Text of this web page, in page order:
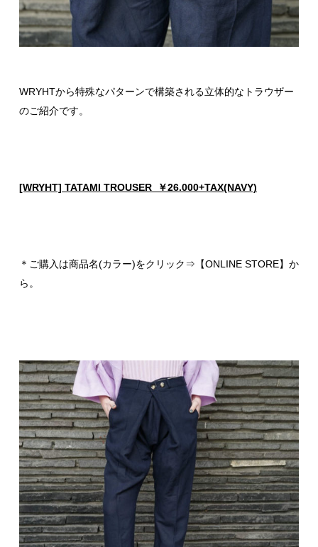
WRYHTから特殊なパターンで構築される立体的なトラウザー
のご紹介です。
[WRYHT] TATAMI TROUSER ￥26.000+TAX(NAVY)
＊ご購入は商品名(カラー)をクリック⇒【ONLINE STORE】か
ら。